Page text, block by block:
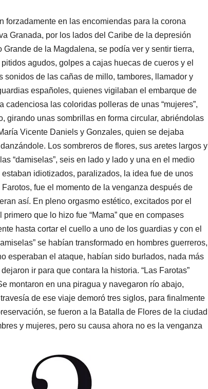
en las encomiendas para la corona
Granada, por los lados del Caribe de la depresión
de la Magdalena, se podía ver y sentir tierra,
agudos, golpes a cajas huecas de cueros y el
de las cañas de millo, tambores, llamador y
españoles, quienes vigilaban el embarque de
las coloridas polleras de unas “mujeres”,
girando unas sombrillas en forma circular, abriéndolas
Vicente Daniels y Gonzales, quien se dejaba
Los sombreros de flores, sus aretes largos y
“damiselas”, seis en lado y lado y una en el medio
idiotizados, paralizados, la idea fue de unos
fue el momento de la venganza después de
así. En pleno orgasmo estético, excitados por el
que lo hizo fue “Mama” que en compases
hasta cortar el cuello a uno de los guardias y con el
se habían transformado en hombres guerreros,
esperaban el ataque, habían sido burlados, nada más
ir para que contara la historia. “Las Farotas”
montaron en una piragua y navegaron río abajo,
de ese viaje demoró tres siglos, para finalmente
se fueron a la Batalla de Flores de la ciudad
y mujeres, pero su causa ahora no es la venganza